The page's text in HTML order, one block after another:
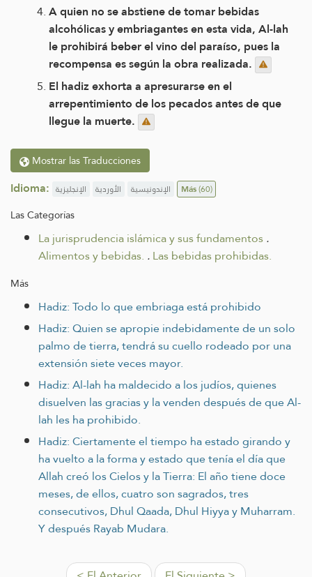
A quien no se abstiene de tomar bebidas
alcohólicas y embriagantes en esta vida, Al-lah
le prohibirá beber el vino del paraíso, pues la
recompensa es según la obra realizada.
El hadiz exhorta a apresurarse en el
arrepentimiento de los pecados antes de que
llegue la muerte.
Mostrar las Traducciones
Idioma: الإنجليزية الأوردية الإندونيسية Más(60)
Las Categorías
La jurisprudencia islámica y sus fundamentos.
Alimentos y bebidas. .Las bebidas prohibidas.
Más
Hadiz: Todo lo que embriaga está prohibido
Hadiz: Quien se apropie indebidamente de un solo
palmo de tierra, tendrá su cuello rodeado por una
extensión siete veces mayor.
Hadiz: Al-lah ha maldecido a los judíos, quienes
disuelven las gracias y la venden después de que Al-
lah les ha prohibido.
Hadiz: Ciertamente el tiempo ha estado girando y
ha vuelto a la forma y estado que tenía el día que
Allah creó los Cielos y la Tierra: El año tiene doce
meses, de ellos, cuatro son sagrados, tres
consecutivos, Dhul Qaada, Dhul Hiyya y Muharram.
Y después Rayab Mudara.